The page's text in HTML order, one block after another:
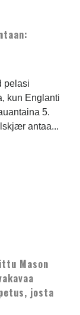
pelasi
kun Englanti
5.
antaa...
Mason
josta